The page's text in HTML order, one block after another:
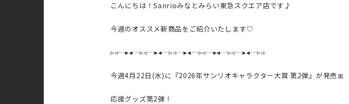
こんにちは！Sanrioみなとみらい東急スクエア店です♪︎
今週のオススメ新商品をご紹介いたします♡
▹◃┄▸◂┄▹◃┄▸◂┄▹◃┄▸◂┄▹◃┄▸◂┄▹◃┄▸◂┄▹◃
今週4月22日(水)に『2026年サンリオキャラクター大賞 第2弾』が発売🎀
応援グッズ第2弾！